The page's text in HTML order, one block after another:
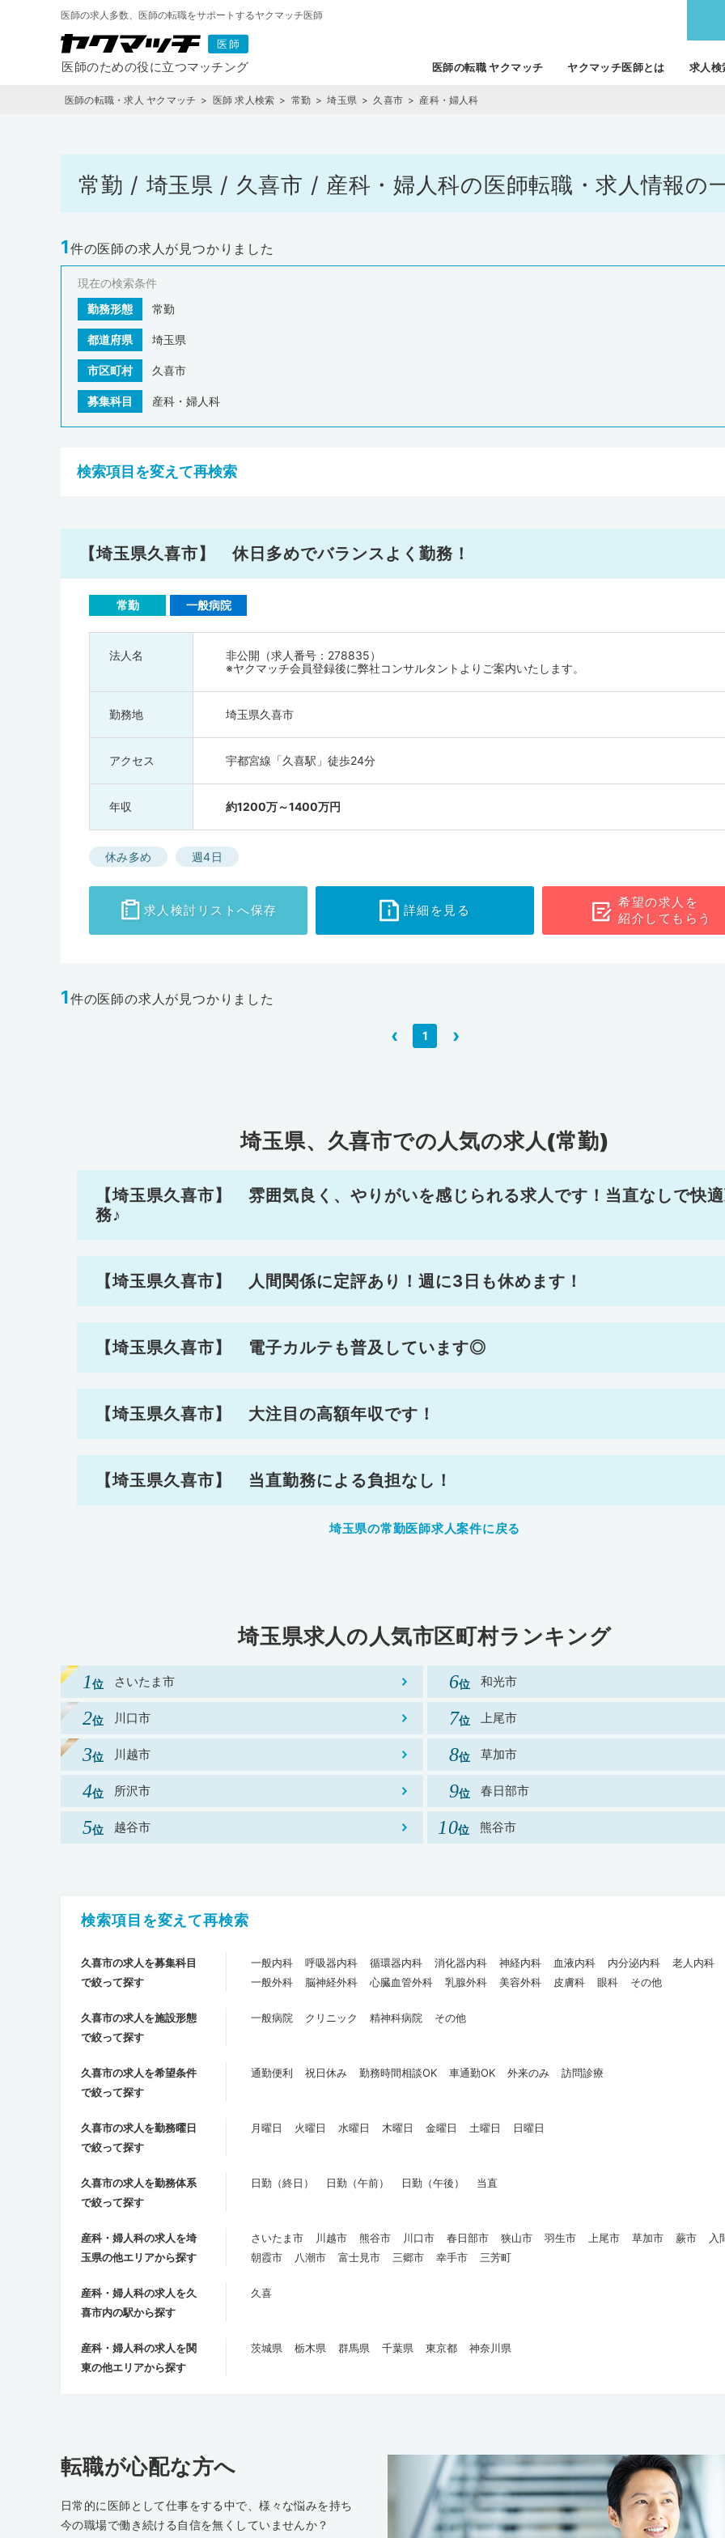
医師の求人多数、医師の転職をサポートするヤクマッチ医師
医師の転職 ヤクマッチ ヤクマッチ医師とは 求人検
医師の転職・求人 ヤクマッチ 医師 求人検索 常勤 埼玉県 久喜市 産科・婦人科
常勤 / 埼玉県 / 久喜市 / 産科・婦人科の医師転職・求人情報の
1件の医師の求人が見つかりました
現在の検索条件
勤務形態
常勤
都道府県 埼玉県
市区町村 久喜市
募集科目 産科・婦人科
検索項目を変えて再検索
【埼玉県久喜市】 休日多めでバランスよく勤務！
常勤 一般病院
法人名
非公開（求人番号：278835）
※ヤクマッチ会員登録後に弊社コンサルタントよりご案内いたします。
勤務地 埼玉県久喜市
アクセス 宇都宮線「久喜駅」徒歩24分
年収 約1200万～1400万円
休み多め 週4日
求人検討 リストへ保存 詳細を見る
希望の求人を
紹介してもらう
1件の医師の求人が見つかりました
‹ 1 ›
埼玉県、久喜市での人気の求人(常勤)
【埼玉県久喜市】 雰囲気良く、やりがいを感じられる求人です！当直なしで快
務♪
【埼玉県久喜市】 人間関係に定評あり！週に3日も休めます！
【埼玉県久喜市】 電子カルテも普及しています◎
【埼玉県久喜市】 大注目の高額年収です！
【埼玉県久喜市】 当直勤務による負担なし！
埼玉県の常勤医師求人案件に戻る
埼玉県求人の人気市区町村ランキング
さいたま市
川口市
川越市
所沢市
越谷市
和光市
上尾市
草加市
春日部市
熊谷市
検索項目を変えて再検索
久喜市の求人を募集科目
で絞って探す
一般内科 呼吸器内科 循環器内科 消化器内科 神経内科 血液内科 内分泌内科
老人内科
一般外科
脳神経外科 心臓血管外科 乳腺外科 美容外科 皮膚科 眼科 その他
久喜市の求人を施設形態
で絞って探す
一般病院 クリニック 精神科病院 その他
久喜市の求人を希望条件
で絞って探す
通勤便利 祝日休み 勤務時間相談OK 車通勤OK 外来のみ 訪問診療
久喜市の求人を勤務曜日
で絞って探す
月曜日 火曜日 水曜日 木曜日 金曜日 土曜日 日曜日
久喜市の求人を勤務体系
で絞って探す
日勤（終日） 日勤（午前） 日勤（午後） 当直
産科・婦人科の求人を埼
玉県の他エリアから探す
さいたま市 川越市 熊谷市 川口市 春日部市 狭山市 羽生市 上尾市 草加市 蕨市
入
朝霞市
八潮市 富士見市 三郷市 幸手市 三芳町
産科・婦人科の求人を久
喜市内の駅から探す
久喜
産科・婦人科の求人を関
東の他エリアから探す
茨城県 栃木県 群馬県 千葉県 東京都 神奈川県
転職が心配な方へ
日常的に医師として仕事をする中で、様々な悩みを持ち
今の職場で働き続ける自信を無くしていませんか？